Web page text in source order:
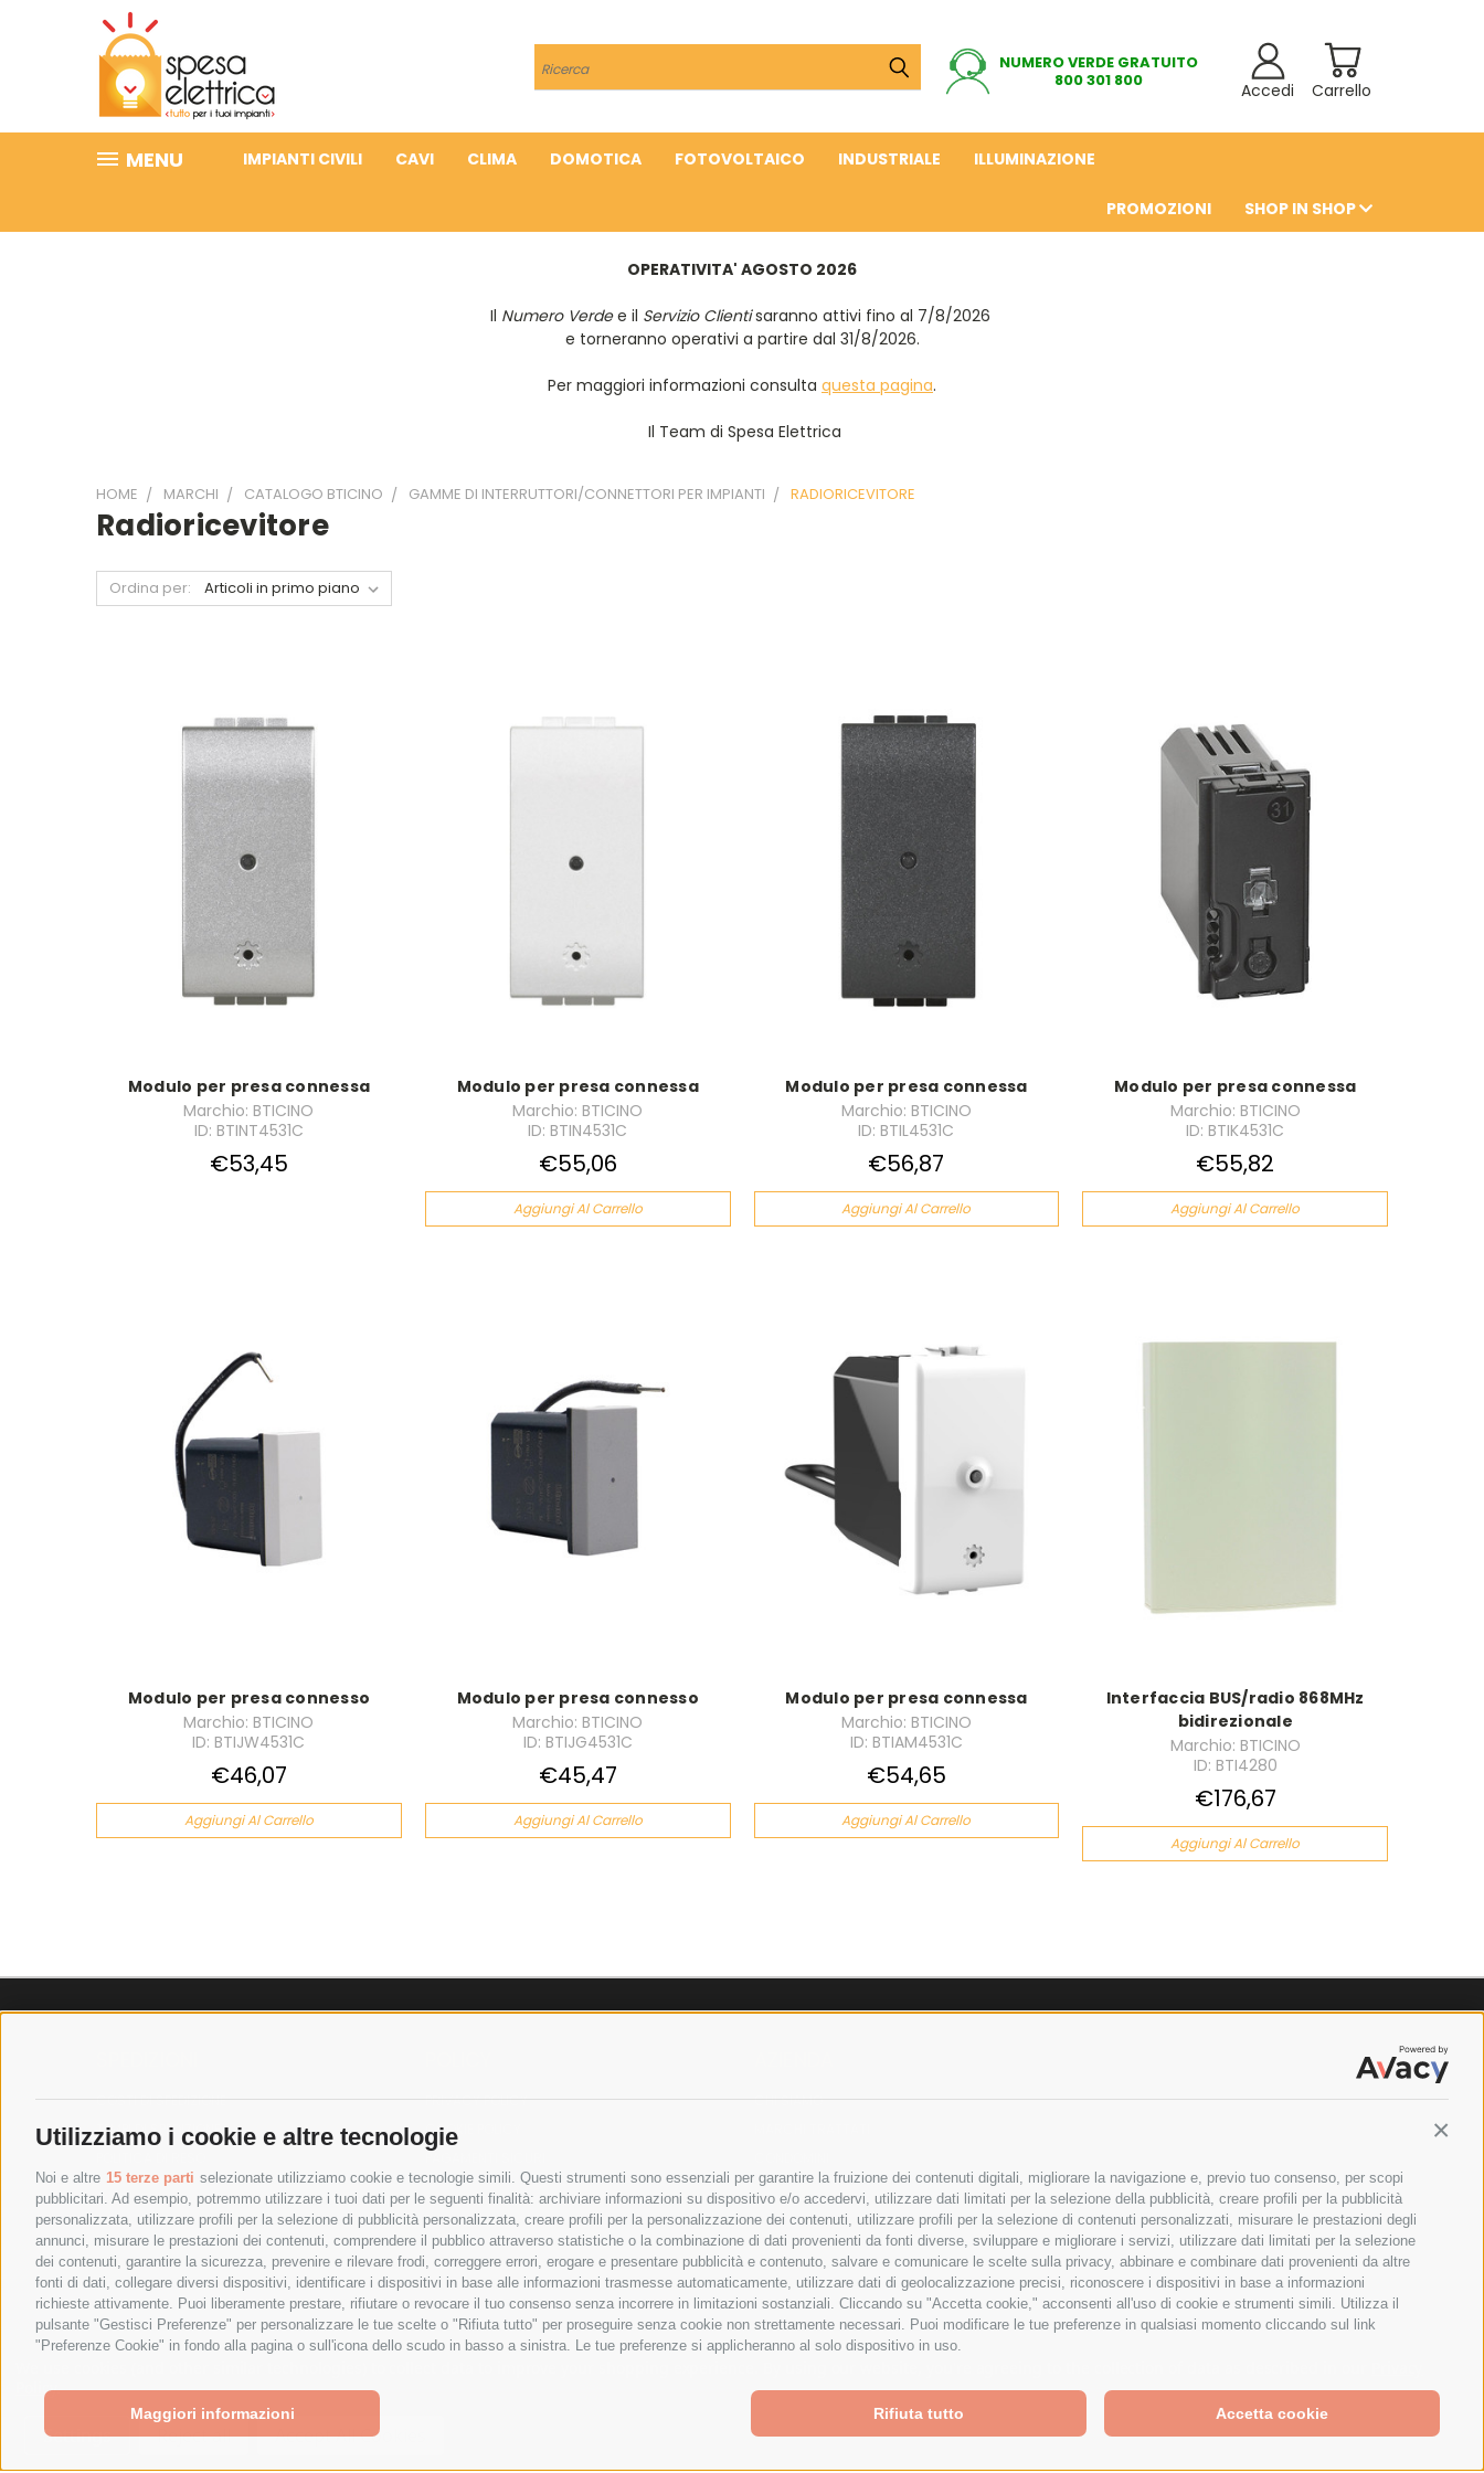
Utilizziamo i cookie e altre tecnologie
Noi e altre 15 terze parti selezionate utilizziamo cookie e tecnologie simili. Questi strumenti sono essenziali per garantire la fruizione dei contenuti digitali, migliorare la navigazione e, previo tuo consenso, per scopi
pubblicitari. Ad esempio, potremmo utilizzare i tuoi dati per le seguenti finalità: archiviare informazioni su dispositivo e/o accedervi, utilizzare dati limitati per la selezione della pubblicità, creare profili per la pubblicità
personalizzata, utilizzare profili per la selezione di pubblicità personalizzata, creare profili per la personalizzazione dei contenuti, utilizzare profili per la selezione di contenuti personalizzati, misurare le prestazioni degli
annunci, misurare le prestazioni dei contenuti, comprendere il pubblico attraverso statistiche o la combinazione di dati provenienti da fonti diverse, sviluppare e migliorare i servizi, utilizzare dati limitati per la selezione
dei contenuti, garantire la sicurezza, prevenire e rilevare frodi, correggere errori, erogare e presentare pubblicità e contenuto, salvare e comunicare le scelte sulla privacy, abbinare e combinare dati provenienti da altre
fonti di dati, collegare diversi dispositivi, identificare i dispositivi in base alle informazioni trasmesse automaticamente, utilizzare dati di geolocalizzazione precisi, riconoscere i dispositivi in base a informazioni
richieste attivamente. Puoi liberamente prestare, rifiutare o revocare il tuo consenso senza incorrere in limitazioni sostanziali. Cliccando su "Accetta cookie," acconsenti all'uso di cookie e strumenti simili. Utilizza il
pulsante "Gestisci Preferenze" per personalizzare le tue scelte o "Rifiuta tutto" per proseguire senza cookie non strettamente necessari. Puoi modificare le tue preferenze in qualsiasi momento cliccando sul link
"Preferenze Cookie" in fondo alla pagina o sull'icona dello scudo in basso a sinistra. Le tue preferenze si applicheranno al solo dispositivo in uso.
Accetta cookie
Rifiuta tutto
Maggiori informazioni
Cerca
NUMERO VERDE GRATUITO
800 301 800
Carrello
Accedi
MENU IMPIANTI CIVILI CAVI CLIMA DOMOTICA FOTOVOLTAICO INDUSTRIALE ILLUMINAZIONE
PROMOZIONI SHOP IN SHOP
OPERATIVITA' AGOSTO 2026
Il Numero Verdee il Servizio Clientisaranno attivi fino al 7/8/2026
e torneranno operativi a partire dal 31/8/2026.
Per maggiori informazioni consulta questa pagina.
Il Team di Spesa Elettrica
HOME MARCHI CATALOGO BTICINO GAMME DI INTERRUTTORI/CONNETTORI PER IMPIANTI RADIORICEVITORE
Radioricevitore
Ordina per:
Modulo per presa connessa
Marchio: BTICINO
ID: BTINT4531C
€53,45
Modulo per presa connessa
Marchio: BTICINO
ID: BTIN4531C
€55,06
Aggiungi Al Carrello
Modulo per presa connessa
Marchio: BTICINO
ID: BTIL4531C
€56,87
Aggiungi Al Carrello
Modulo per presa connessa
Marchio: BTICINO
ID: BTIK4531C
€55,82
Aggiungi Al Carrello
Modulo per presa connesso
Marchio: BTICINO
ID: BTIJW4531C
€46,07
Aggiungi Al Carrello
Modulo per presa connesso
Marchio: BTICINO
ID: BTIJG4531C
€45,47
Aggiungi Al Carrello
Modulo per presa connessa
Marchio: BTICINO
ID: BTIAM4531C
€54,65
Aggiungi Al Carrello
Interfaccia BUS/radio 868MHz
bidirezionale
Marchio: BTICINO
ID: BTI4280
€176,67
Aggiungi Al Carrello
COSTI DI SPEDIZIONE
TEMPI DI SPEDIZIONE
PRIVACY POLICY
COOKIE POLICY
CHI SIAMO
Bonifico
Bancario
Policy.
Settings Reject all Accept All Cookies